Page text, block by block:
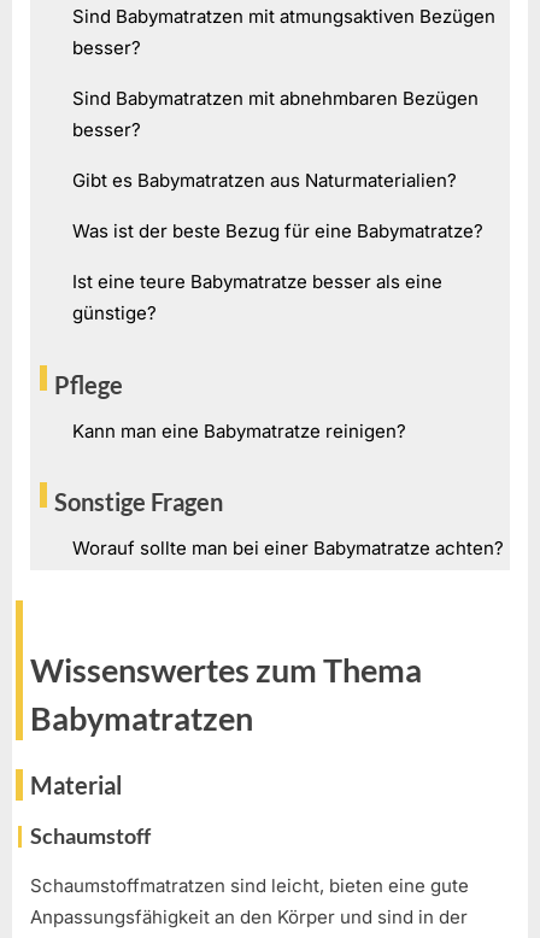
Sind Babymatratzen mit atmungsaktiven Bezügen
besser?
Sind Babymatratzen mit abnehmbaren Bezügen
besser?
Gibt es Babymatratzen aus Naturmaterialien?
Was ist der beste Bezug für eine Babymatratze?
Ist eine teure Babymatratze besser als eine
günstige?
Pflege
Kann man eine Babymatratze reinigen?
Sonstige Fragen
Worauf sollte man bei einer Babymatratze achten?
Wissenswertes zum Thema
Babymatratzen
Material
Schaumstoff
Schaumstoffmatratzen sind leicht, bieten eine gute
Anpassungsfähigkeit an den Körper und sind in der